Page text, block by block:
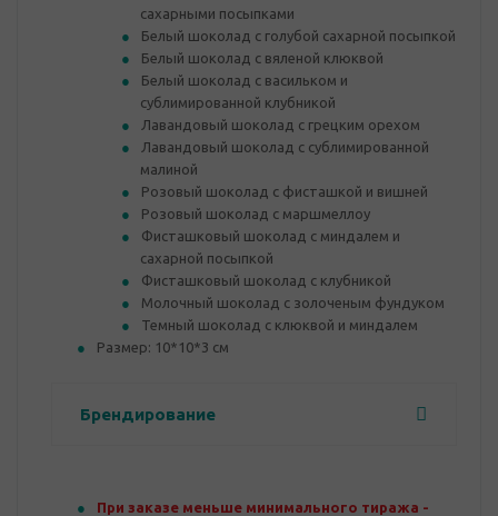
сахарными посыпками
Белый шоколад с голубой сахарной посыпкой
Белый шоколад с вяленой клюквой
Белый шоколад с васильком и
сублимированной клубникой
Лавандовый шоколад с грецким орехом
Лавандовый шоколад с сублимированной
малиной
Розовый шоколад с фисташкой и вишней
Розовый шоколад с маршмеллоу
Фисташковый шоколад с миндалем и
сахарной посыпкой
Фисташковый шоколад с клубникой
Молочный шоколад с золоченым фундуком
Темный шоколад с клюквой и миндалем
Размер: 10*10*3 см
Брендирование
При заказе меньше минимального тиража -